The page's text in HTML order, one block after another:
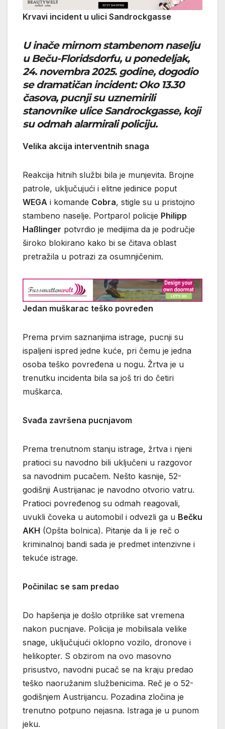
Krvavi incident u ulici Sandrockgasse
U inače mirnom stambenom naselju
u Beču-Floridsdorfu, uponedeljak,
24. novembra 2025. godine, dogodio
se dramatičan incident: Oko 13.30
časova, pucnji su uznemirili
stanovnike ulice Sandrockgasse, koji
su odmah alarmirali policiju.
Velika akcija interventnih snaga
Reakcija hitnih službi bila je munjevita. Brojne
patrole, uključujući i elitne jedinice poput
WEGA i komande Cobra, stigle su u pristojno
stambeno naselje. Portparol policije Philipp
Haßlinger potvrdio je medijima da je područje
široko blokirano kako bi se čitava oblast
pretražila u potrazi za osumnjičenim.
Jedan muškarac teško povređen
Prema prvim saznanjima istrage, pucnji su
ispaljeni ispred jedne kuće, pri čemu je jedna
osoba teško povređena u nogu. Žrtva je u
trenutku incidenta bila sa još tri do četiri
muškarca.
Svađa završena pucnjavom
Prema trenutnom stanju istrage, žrtva i njeni
pratioci su navodno bili uključeni u razgovor
sa navodnim pucačem. Nešto kasnije, 52-
godišnji Austrijanac je navodno otvorio vatru.
Pratioci povređenog su odmah reagovali,
uvukli čoveka u automobil i odvezli ga u Bečku
AKH (Opšta bolnica). Pitanje da li je reč o
kriminalnoj bandi sada je predmet intenzivne i
tekuće istrage.
Počinilac se sam predao
Do hapšenja je došlo otprilike sat vremena
nakon pucnjave. Policija je mobilisala velike
snage, uključujući oklopno vozilo, dronove i
helikopter. S obzirom na ovo masovno
prisustvo, navodni pucač se na kraju predao
teško naoružanim službenicima. Reč je o 52-
godišnjem Austrijancu. Pozadina zločina je
trenutno potpuno nejasna. Istraga je u punom
jeku.